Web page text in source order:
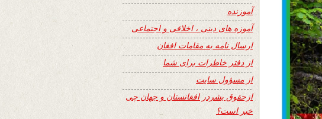
آموزنده
آموزه های دینی ، اخلاقی و اجتماعی
ارسال نامه به مقامات افغان
از دفتر خاطرات برای شما
از مسؤول سایت
ازحقوق بشردر افغانستان و جهان چی
خبر است؟